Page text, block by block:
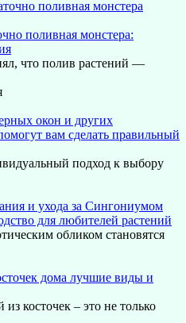
поливная монстера:
что полив растений —
окон и других
вам сделать правильный
подход к выбору
и ухода за Сингониумом
для любителей растений
обликом становятся
дома лучшие виды и
косточек – это не только